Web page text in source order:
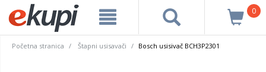
0
Početna stranica Štapni usisavači Bosch usisivač BCH3P2301